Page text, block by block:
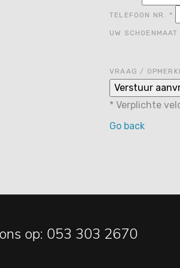
TELEFOON NR. *
UW SCHOENMAAT
VRAAG /
* Verplichte
Go back
op: 053 303 2670